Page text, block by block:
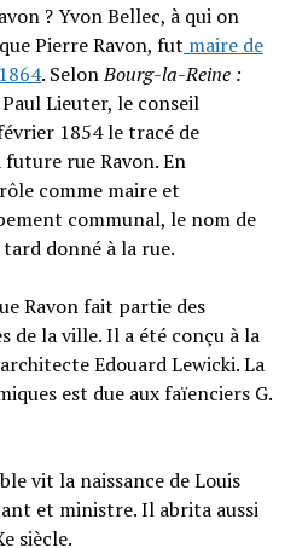
? Yvon Bellec, à qui on
Pierre Ravon, fut maire de
. SelonBourg-la-Reine :
Lieuter, le conseil
1854 le tracé de
rue Ravon. En
comme maire et
communal, le nom de
donné à la rue.
Ravon fait partie des
de la ville. Il a été conçu à la
Edouard Lewicki. La
est due aux faïenciers G.
vit la naissance de Louis
et ministre. Il abrita aussi
siècle.